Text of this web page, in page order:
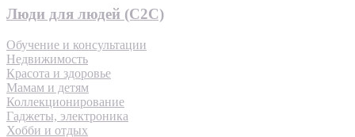
Люди для людей (С2С)
Обучение и консультации
Недвижимость
Красота и здоровье
Мамам и детям
Коллекционирование
Гаджеты, электроника
Хобби и отдых